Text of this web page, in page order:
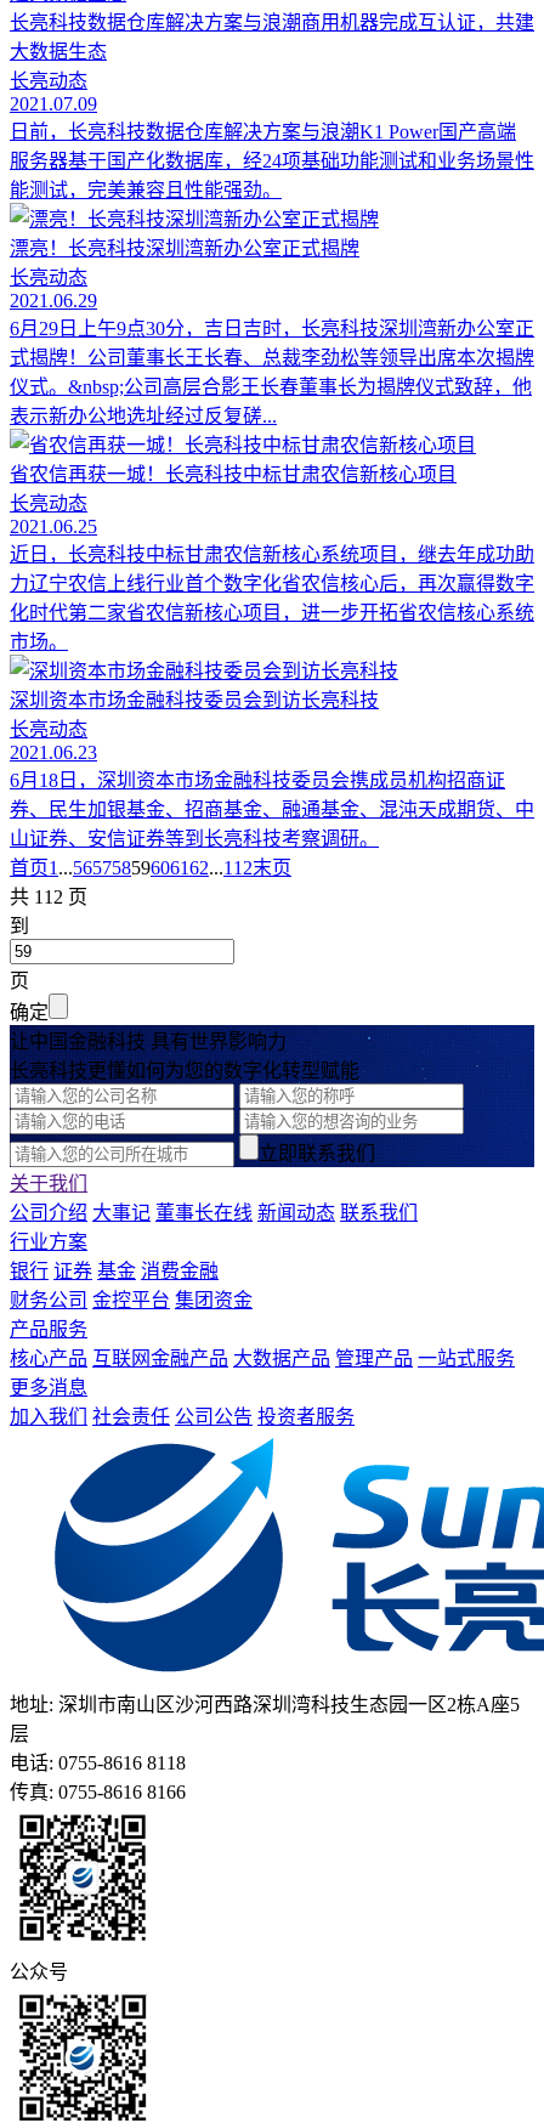
长亮科技数据仓库解决方案与浪潮商用机器完成互认证，共建
大数据生态
长亮动态
2021.07.09
日前，长亮科技数据仓库解决方案与浪潮K1 Power国产高端
服务器基于国产化数据库，经24项基础功能测试和业务场景性
能测试，完美兼容且性能强劲。
漂亮！长亮科技深圳湾新办公室正式揭牌
长亮动态
2021.06.29
6月29日上午9点30分，吉日吉时，长亮科技深圳湾新办公室正
式揭牌！公司董事长王长春、总裁李劲松等领导出席本次揭牌
仪式。&nbsp;公司高层合影王长春董事长为揭牌仪式致辞，他
表示新办公地选址经过反复磋...
省农信再获一城！长亮科技中标甘肃农信新核心项目
长亮动态
2021.06.25
近日，长亮科技中标甘肃农信新核心系统项目，继去年成功助
力辽宁农信上线行业首个数字化省农信核心后，再次赢得数字
化时代第二家省农信新核心项目，进一步开拓省农信核心系统
市场。
深圳资本市场金融科技委员会到访长亮科技
长亮动态
2021.06.23
6月18日，深圳资本市场金融科技委员会携成员机构招商证
券、民生加银基金、招商基金、融通基金、混沌天成期货、中
山证券、安信证券等到长亮科技考察调研。
首页1 ...56575859606162...112末页
共 112 页
到
页
确定
让中国金融科技 具有世界影响力
长亮科技更懂如何为您的数字化转型赋能
立即联系我们
关于我们
公司介绍 大事记 董事长在线 新闻动态 联系我们
行业方案
银行 证券 基金 消费金融
财务公司 金控平台 集团资金
产品服务
核心产品 互联网金融产品 大数据产品 管理产品 一站式服务
更多消息
加入我们
社会责任 公司公告 投资者服务
地址: 深圳市南山区沙河西路深圳湾科技生态园一区2栋A座5
层
电话: 0755-8616 8118
传真: 0755-8616 8166
公众号